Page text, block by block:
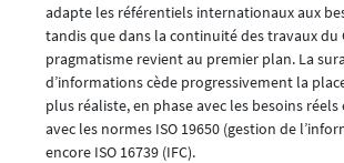
adapte les référentiels internationaux aux
tandis que dans la continuité des travaux du
pragmatisme revient au premier plan. La
d’informations cède progressivement la
plus réaliste, en phase avec les besoins
avec les normes ISO 19650 (gestion de
encore ISO 16739 (IFC).